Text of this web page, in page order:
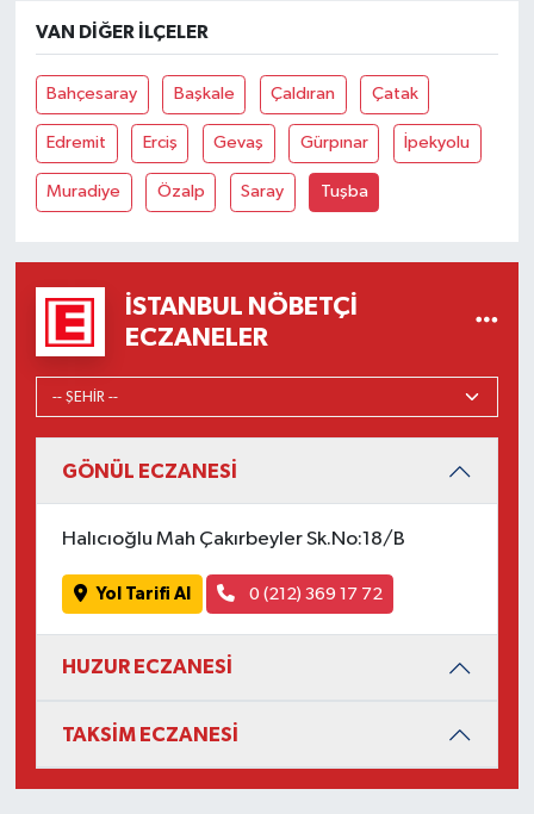
VAN DIĞER İLÇELER
Bahçesaray Başkale Çaldıran Çatak
Edremit Erciş Gevaş Gürpınar İpekyolu
Muradiye Özalp Saray Tuşba
İSTANBUL NÖBETÇI
ECZANELER
GÖNÜL ECZANESİ
Halıcıoğlu Mah Çakırbeyler Sk.No:18/B
Yol Tarifi Al 0 (212) 369 17 72
HUZUR ECZANESİ
TAKSİM ECZANESİ